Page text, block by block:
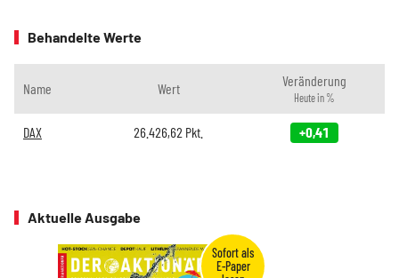
Behandelte Werte
Name Wert Veränderung
Heute in %
DAX 26.426,62 Pkt. +0,41
Aktuelle Ausgabe